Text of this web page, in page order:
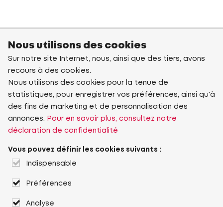
Nous utilisons des cookies
Sur notre site Internet, nous, ainsi que des tiers, avons
recours à des cookies.
Nous utilisons des cookies pour la tenue de
statistiques, pour enregistrer vos préférences, ainsi qu'à
des fins de marketing et de personnalisation des
annonces.
Pour en savoir plus, consultez notre
déclaration de confidentialité
Vous pouvez définir les cookies suivants :
Indispensable
Préférences
Analyse